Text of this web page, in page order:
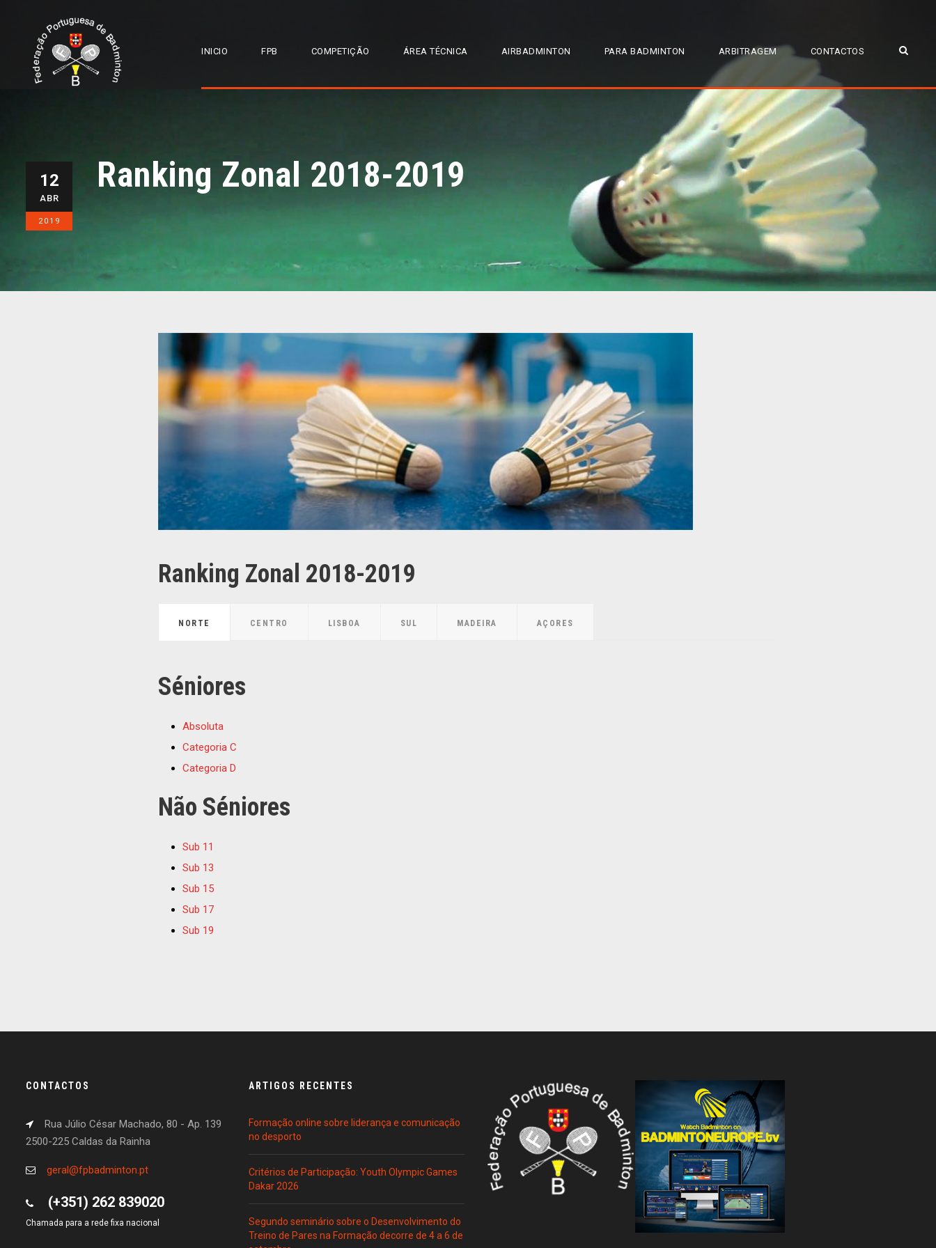
INICIO FPB COMPETIÇÃO ÁREA TÉCNICA AIRBADMINTON PARA BADMINTON ARBITRAGEM CONTACTOS
12
ABR
2019
Ranking Zonal 2018-2019
Ranking Zonal 2018-2019
NORTE CENTRO LISBOA SUL MADEIRA AÇORES
Séniores
Absoluta
Categoria C
Categoria D
Não Séniores
Sub 11
Sub 13
Sub 15
Sub 17
Sub 19
CONTACTOS
Rua Júlio César Machado, 80 - Ap. 139
2500-225 Caldas da Rainha
geral@fpbadminton.pt
(+351) 262 839020
Chamada para a rede fixa nacional
ARTIGOS RECENTES
Formação online sobre liderança e comunicação
no desporto
Critérios de Participação: Youth Olympic Games
Dakar 2026
Segundo seminário sobre o Desenvolvimento do
Treino de Pares na Formação decorre de 4 a 6 de